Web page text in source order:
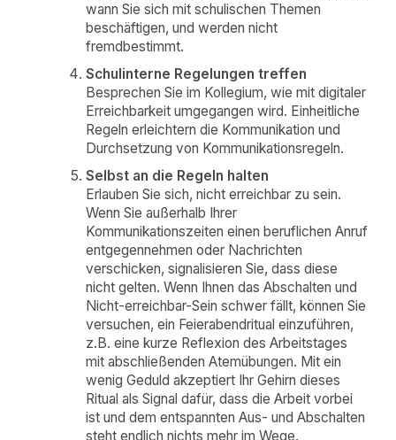
wann Sie sich mit schulischen Themen
beschäftigen, und werden nicht
fremdbestimmt.
Schulinterne Regelungen treffen
Besprechen Sie im Kollegium, wie mit digitaler
Erreichbarkeit umgegangen wird. Einheitliche
Regeln erleichtern die Kommunikation und
Durchsetzung von Kommunikationsregeln.
Selbst an die Regeln halten
Erlauben Sie sich, nicht erreichbar zu sein.
Wenn Sie außerhalb Ihrer
Kommunikationszeiten einen beruflichen Anruf
entgegennehmen oder Nachrichten
verschicken, signalisieren Sie, dass diese
nicht gelten. Wenn Ihnen das Abschalten und
Nicht-erreichbar-Sein schwer fällt, können Sie
versuchen, ein Feierabendritual einzuführen,
z.B. eine kurze Reflexion des Arbeitstages
mit abschließenden Atemübungen. Mit ein
wenig Geduld akzeptiert Ihr Gehirn dieses
Ritual als Signal dafür, dass die Arbeit vorbei
ist und dem entspannten Aus- und Abschalten
steht endlich nichts mehr im Wege.